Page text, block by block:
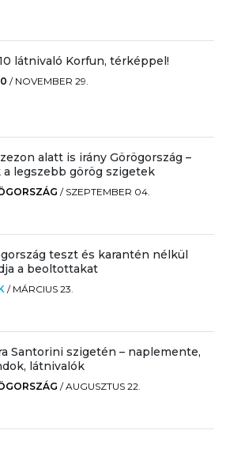
látnivaló Korfun, térképpel!
/ NOVEMBER 29.
alatt is irány Görögország –
a legszebb görög szigetek
/ SZEPTEMBER 04.
teszt és karantén nélkül
a beoltottakat
/ MÁRCIUS 23.
Santorini szigetén – naplemente,
látnivalók
/AUGUSZTUS 22.